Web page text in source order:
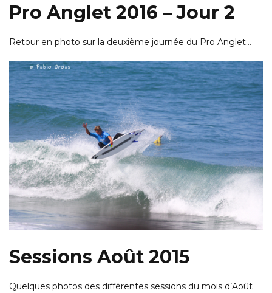
Pro Anglet 2016 – Jour 2
Retour en photo sur la deuxième journée du Pro Anglet…
Sessions Août 2015
Quelques photos des différentes sessions du mois d’Août